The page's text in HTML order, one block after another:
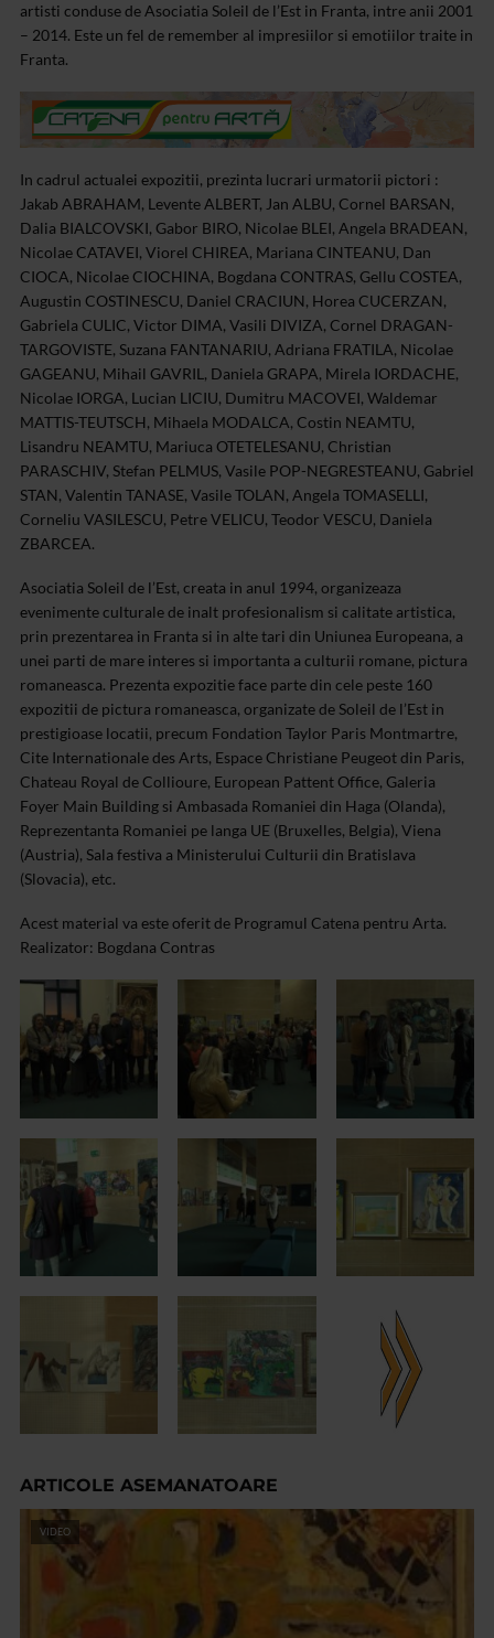
artisti conduse de Asociatia Soleil de l’Est in Franta, intre anii 2001
– 2014. Este un fel de remember al impresiilor si emotiilor traite in
Franta.
In cadrul actualei expozitii, prezinta lucrari urmatorii pictori :
Jakab ABRAHAM, Levente ALBERT, Jan ALBU, Cornel BARSAN,
Dalia BIALCOVSKI, Gabor BIRO, Nicolae BLEI, Angela BRADEAN,
Nicolae CATAVEI, Viorel CHIREA, Mariana CINTEANU, Dan
CIOCA, Nicolae CIOCHINA, Bogdana CONTRAS, Gellu COSTEA,
Augustin COSTINESCU, Daniel CRACIUN, Horea CUCERZAN,
Gabriela CULIC, Victor DIMA, Vasili DIVIZA, Cornel DRAGAN-
TARGOVISTE, Suzana FANTANARIU, Adriana FRATILA, Nicolae
GAGEANU, Mihail GAVRIL, Daniela GRAPA, Mirela IORDACHE,
Nicolae IORGA, Lucian LICIU, Dumitru MACOVEI, Waldemar
MATTIS-TEUTSCH, Mihaela MODALCA, Costin NEAMTU,
Lisandru NEAMTU, Mariuca OTETELESANU, Christian
PARASCHIV, Stefan PELMUS, Vasile POP-NEGRESTEANU, Gabriel
STAN, Valentin TANASE, Vasile TOLAN, Angela TOMASELLI,
Corneliu VASILESCU, Petre VELICU, Teodor VESCU, Daniela
ZBARCEA.
Asociatia Soleil de l’Est, creata in anul 1994, organizeaza
evenimente culturale de inalt profesionalism si calitate artistica,
prin prezentarea in Franta si in alte tari din Uniunea Europeana, a
unei parti de mare interes si importanta a culturii romane, pictura
romaneasca. Prezenta expozitie face parte din cele peste 160
expozitii de pictura romaneasca, organizate de Soleil de l’Est in
prestigioase locatii, precum Fondation Taylor Paris Montmartre,
Cite Internationale des Arts, Espace Christiane Peugeot din Paris,
Chateau Royal de Collioure, European Pattent Office, Galeria
Foyer Main Building si Ambasada Romaniei din Haga (Olanda),
Reprezentanta Romaniei pe langa UE (Bruxelles, Belgia), Viena
(Austria), Sala festiva a Ministerului Culturii din Bratislava
(Slovacia), etc.
Acest material va este oferit de Programul Catena pentru Arta.
Realizator: Bogdana Contras
ARTICOLE ASEMANATOARE
VIDEO